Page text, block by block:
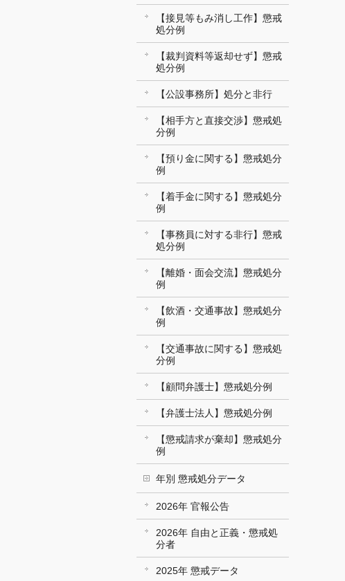
【接見等もみ消し工作】懲戒
処分例
【裁判資料等返却せず】懲戒
処分例
【公設事務所】処分と非行
【相手方と直接交渉】懲戒処
分例
【預り金に関する】懲戒処分
例
【着手金に関する】懲戒処分
例
【事務員に対する非行】懲戒
処分例
【離婚・面会交流】懲戒処分
例
【飲酒・交通事故】懲戒処分
例
【交通事故に関する】懲戒処
分例
【顧問弁護士】懲戒処分例
【弁護士法人】懲戒処分例
【懲戒請求が棄却】懲戒処分
例
年別 懲戒処分データ
2026年 官報公告
2026年 自由と正義・懲戒処
分者
2025年 懲戒データ